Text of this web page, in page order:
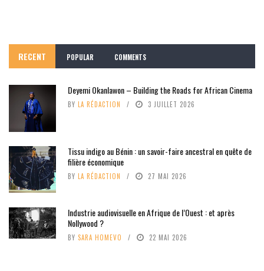
RECENT POPULAR COMMENTS
Deyemi Okanlawon – Building the Roads for African Cinema
BY LA RÉDACTION 3 JUILLET 2026
Tissu indigo au Bénin : un savoir-faire ancestral en quête de
filière économique
BY LA RÉDACTION 27 MAI 2026
Industrie audiovisuelle en Afrique de l’Ouest : et après
Nollywood ?
BY SARA HOMEVO 22 MAI 2026